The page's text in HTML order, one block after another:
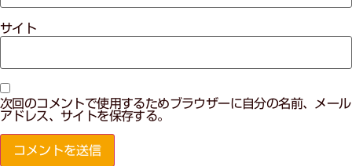
サイト
次回のコメントで使用するためブラウザーに自分の名前、メール
アドレス、サイトを保存する。